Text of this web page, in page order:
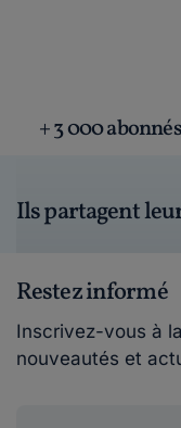
+ 3 000
Ils partagent
Restez informé
Inscrivez-vous à
nouveautés et